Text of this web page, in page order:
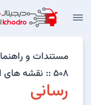
مستندات و
۵۰۸ :: نقشه های الکتریکی ::
رسانی